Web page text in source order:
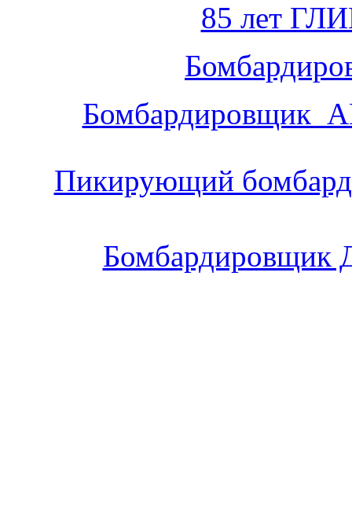
85 лет
Бомбардировщик
Пикирующий
Бомбардировщик